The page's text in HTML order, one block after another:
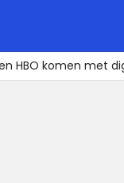
HBO komen met